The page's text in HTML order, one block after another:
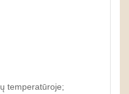
temperatūroje;